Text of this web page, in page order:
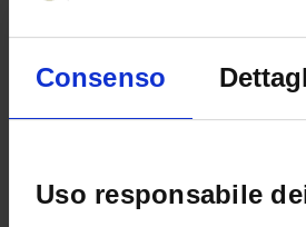
Consenso
Uso responsabile
emailmauro